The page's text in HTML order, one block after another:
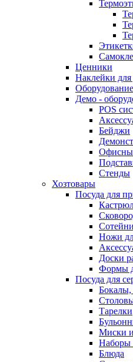
Ценники
Наклейки
Демо -
POS
Бейджи
Стенды
Хозтовары
Посуда для
Ножи
Доски
Формы
Посуда для
Бокалы,
Тарелки
Миски
Наборы
Блюда